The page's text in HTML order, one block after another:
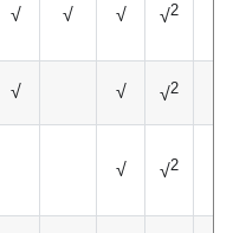
√ √ √ √2
√ √ √2
√ √2